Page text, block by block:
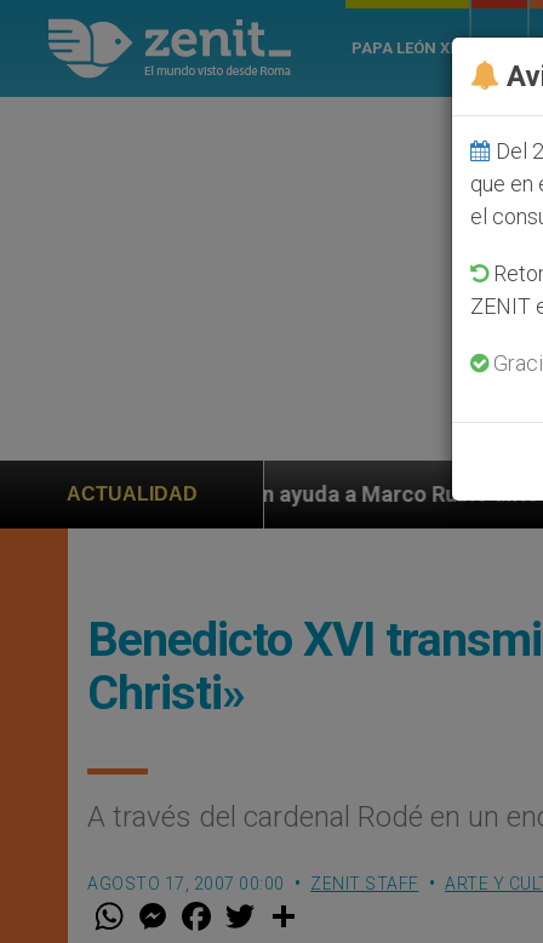
PAPA LEÓN XIV
ACTUALIDAD
ayuda a Marco Rubio ante persecución de
Benedicto XVI
Christi»
A través del cardenal Rodé en un
AGOSTO 17, 2007 00:00 ZENIT STAFF ARTE Y
W M
e
F
a w
Del
que en
el
ZENIT